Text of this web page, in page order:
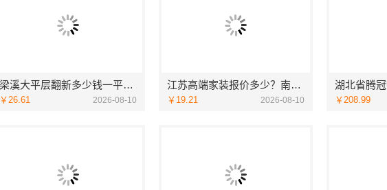
梁溪大平层翻新多少钱一平无锡亿莱居装饰工程材料有限公司报价
￥26.61 2026-08-10
江苏高端家装报价多少？南京市创亿讯透明实在
￥19.21 2026-08-10 ￥208.99